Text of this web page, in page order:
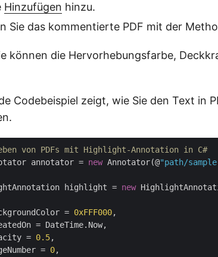
Hinzufügen hinzu.
Sie das kommentierte PDF mit der
können die Hervorhebungsfarbe,
Codebeispiel zeigt, wie Sie den Text in
von PDFs mit Highlight-Annotation in C#
annotator = new Annotator(@"path/
highlight =
new
=
0xFFF000,
= DateTime.Now,
=
0.5,
=
0,